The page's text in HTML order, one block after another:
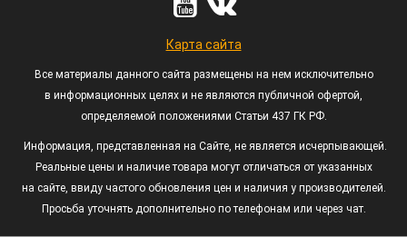
Карта сайта
Все материалы данного сайта размещены на нем исключительно
в информационных целях и не являются публичной офертой,
определяемой положениями Статьи 437 ГК РФ.
Информация, представленная на Сайте, не является исчерпывающей.
Реальные цены и наличие товара могут отличаться от указанных
на сайте, ввиду частого обновления цен и наличия у производителей.
Просьба уточнять дополнительно по телефонам или через чат.